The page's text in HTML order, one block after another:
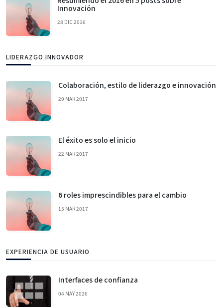
Innovación
28 DIC 2016
LIDERAZGO INNOVADOR
Colaboración, estilo de liderazgo e innovación
29 MAR 2017
El éxito es solo el inicio
22 MAR 2017
6 roles imprescindibles para el cambio
15 MAR 2017
EXPERIENCIA DE USUARIO
Interfaces de confianza
04 MAY 2026